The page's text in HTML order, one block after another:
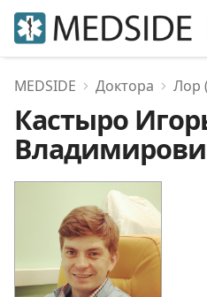
MEDSIDE Доктора Лор
Кастыро